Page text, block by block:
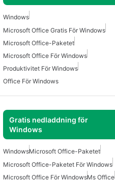
Windows
Microsoft Office Gratis För Windows
Microsoft Office-Paketet
Microsoft Office För Windows
Produktivitet För Windows
Office För Windows
Gratis nedladdning för
Windows
WindowsMicrosoft Office-Paketet
Microsoft Office-Paketet För Windows
Microsoft Office För WindowsMs Office